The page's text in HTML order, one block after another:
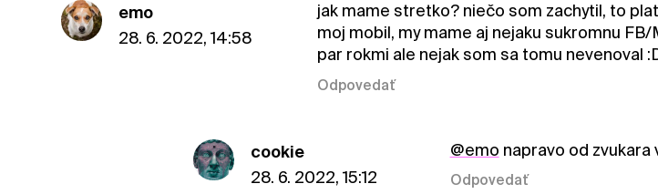
emo
28. 6. 2022, 14:58
jak mame stretko? niečo som zachytil, to
moj mobil, my mame aj nejaku sukromnu
par rokmi ale nejak som sa tomu nevenoval
Odpovedať
cookie
28. 6. 2022, 15:12
@emo napravo od zvukara
Odpovedať